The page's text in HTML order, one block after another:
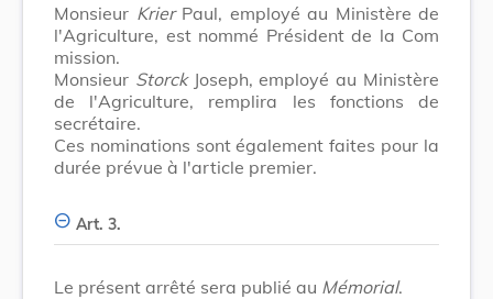
Monsieur KrierPaul, employé au Ministère de
l'Agriculture, est nommé Président de la Com
mission.
Monsieur StorckJoseph, employé au Ministère
de l'Agriculture, remplira les fonctions de
secrétaire.
Ces nominations sont également faites pour la
durée prévue à l'article premier.
Art. 3.
Le présent arrêté sera publié au Mémorial.